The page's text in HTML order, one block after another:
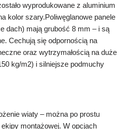
wyprodukowane z aluminium
kolor szary.Poliwęglanowe panele
dach) mają grubość 8 mm – i są
Cechują się odpornością na
oraz wytrzymałością na duże
kg/m2) i silniejsze podmuchy
wiaty – można po prostu
montażowej. W opcjach